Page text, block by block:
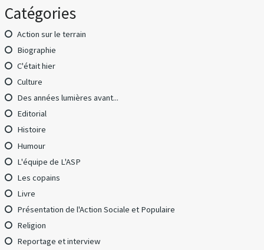
Catégories
Action sur le terrain
Biographie
C'était hier
Culture
Des années lumières avant...
Editorial
Histoire
Humour
L'équipe de L'ASP
Les copains
Livre
Présentation de l'Action Sociale et Populaire
Religion
Reportage et interview